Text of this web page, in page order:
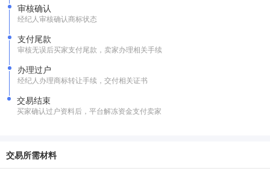
审核确认
经纪人审核确认商标状态
支付尾款
审核无误后买家支付尾款，卖家办理相关手续
办理过户
经纪人办理商标转让手续，交付相关证书
交易结束
买家确认过户资料后，平台解冻资金支付卖家
交易所需材料